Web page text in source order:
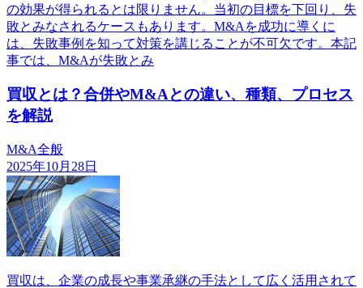
の効果が得られるとは限りません。当初の目標を下回り、失
敗とみなされるケースもあります。M&Aを成功に導くに
は、失敗事例を知って対策を講じることが不可欠です。本記
事では、M&Aが失敗とみ
買収とは？合併やM&Aとの違い、種類、プロセス
を解説
M&A全般
2025年10月28日
買収は、企業の成長や事業承継の手法として広く活用されて